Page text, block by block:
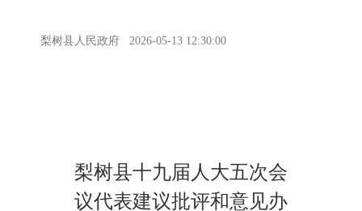
梨树县人民政府 2026-05-13 12:30:00
梨树县十九届人大五次会
议代表建议批评和意见办